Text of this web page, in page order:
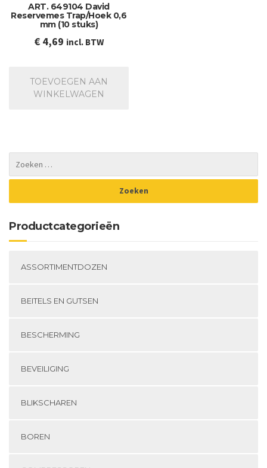
ART. 649104 David
Reservemes Trap/Hoek 0,6
mm (10 stuks)
€4,69 incl. BTW
TOEVOEGEN AAN
WINKELWAGEN
Productcategorieën
ASSORTIMENTDOZEN
BEITELS EN GUTSEN
BESCHERMING
BEVEILIGING
BLIKSCHAREN
BOREN